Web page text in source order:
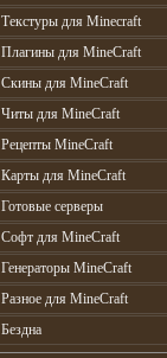
Текстуры для Minecraft
Плагины для MineCraft
Скины для MineCraft
Читы для MineCraft
Рецепты MineCraft
Карты для MineCraft
Готовые серверы
Софт для MineCraft
Генераторы MineCraft
Разное для MineCraft
Бездна